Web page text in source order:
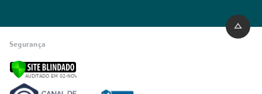
Segurança